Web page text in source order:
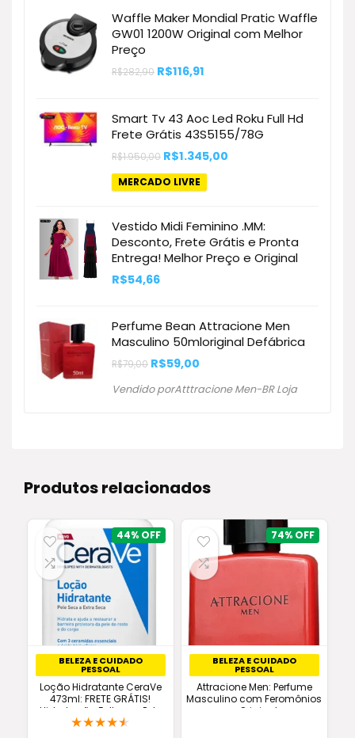
Waffle Maker Mondial Pratic Waffle
GW01 1200W Original com Melhor
Preço
R$282,90 O
R$282,90.
R$116,91
R$116,91.
Smart Tv 43 Aoc Led Roku Full Hd
Frete Grátis 43S5155/78G
R$1.950,00 O
original
era:
R$1.345,00
MERCADO LIVRE
Vestido Midi Feminino .MM:
Desconto, Frete Grátis e Pronta
Entrega! Melhor Preço e Original
R$54,66
Perfume Bean Attracione Men
Masculino 50mloriginal Defábrica
R$79,00 O
original
era:
R$59,00
atual
Vendido porAtttracione Men-BR Loja
Produtos relacionados
44%
BELEZA E CUIDADO
PESSOAL
Loção Hidratante CeraVe
473ml: FRETE GRÁTIS!
Hidratação Full para Pele
Seca. Oferta!
★★★★★
74%
BELEZA E CUIDADO
PESSOAL
Attracione Men: Perfume
Masculino com Feromônios
– Original